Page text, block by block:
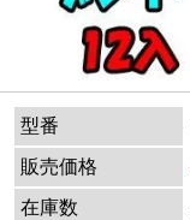
型番
販売価格
在庫数